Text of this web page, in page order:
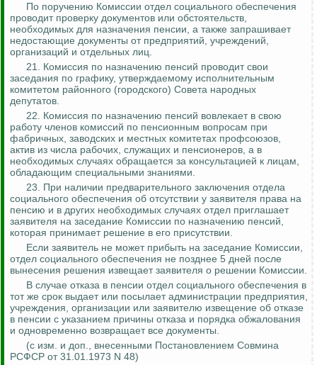
По поручению Комиссии отдел социального обеспечения
проводит проверку документов или обстоятельств,
необходимых для назначения пенсии, а также запрашивает
недостающие документы от предприятий, учреждений,
организаций и отдельных лиц.
21. Комиссия по назначению пенсий проводит свои
заседания по графику, утверждаемому исполнительным
комитетом районного (городского) Совета народных
депутатов.
22. Комиссия по назначению пенсий вовлекает в свою
работу членов комиссий по пенсионным вопросам при
фабричных, заводских и местных комитетах профсоюзов,
актив из числа рабочих, служащих и пенсионеров, а в
необходимых случаях обращается за консультацией к лицам,
обладающим специальными знаниями.
23. При наличии предварительного заключения отдела
социального обеспечения об отсутствии у заявителя права на
пенсию и в других необходимых случаях отдел приглашает
заявителя на заседание Комиссии по назначению пенсий,
которая принимает решение в его присутствии.
Если заявитель не может прибыть на заседание Комиссии,
отдел социального обеспечения не позднее 5 дней после
вынесения решения извещает заявителя о решении Комиссии.
В случае отказа в пенсии отдел социального обеспечения в
тот же срок выдает или посылает администрации предприятия,
учреждения, организации или заявителю извещение об отказе
в пенсии с указанием причины отказа и порядка обжалования
и одновременно возвращает все документы.
(с изм. и доп., внесенными Постановлением Совмина
РСФСР от 31.01.1973 N 48)